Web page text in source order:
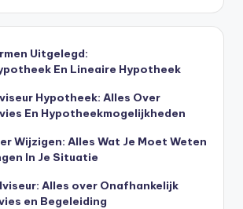
Uitgelegd:
En Lineaire Hypotheek
Hypotheek: Alles Over
En Hypotheekmogelijkheden
Wijzigen: Alles Wat Je Moet Weten
In Je Situatie
Alles over Onafhankelijk
en Begeleiding